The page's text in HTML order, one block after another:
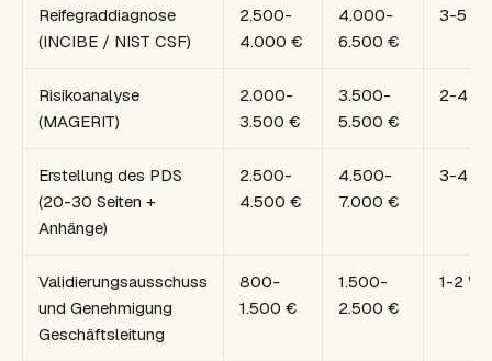
Reifegraddiagnose
(INCIBE / NIST CSF)
2.500-
4.000 €
4.000-
6.500 €
3-5
Risikoanalyse
(MAGERIT)
2.000-
3.500 €
3.500-
5.500 €
2-4
Erstellung des PDS
(20-30 Seiten +
Anhänge)
2.500-
4.500 €
4.500-
7.000 €
3-4
Validierungsausschuss
und Genehmigung
Geschäftsleitung
800-
1.500 €
1.500-
2.500 €
1-2